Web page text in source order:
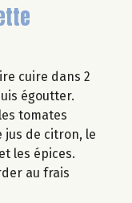
cuire dans 2
égoutter.
tomates
jus de citron, le
les épices.
au frais